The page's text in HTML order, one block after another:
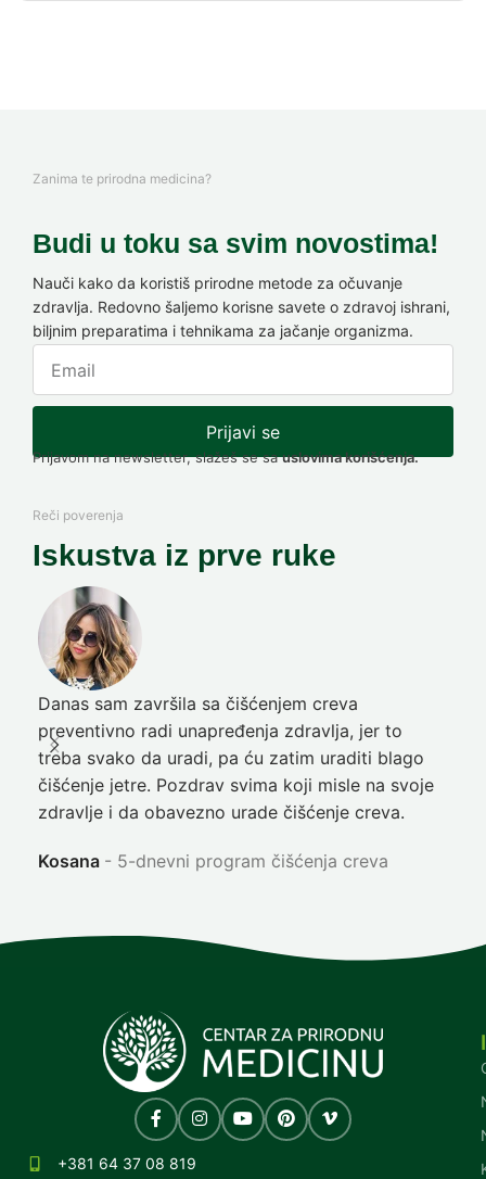
Zanima te prirodna medicina?
Budi u toku sa svim novostima!
Nauči kako da koristiš prirodne metode za očuvanje
zdravlja. Redovno šaljemo korisne savete o zdravoj ishrani,
biljnim preparatima i tehnikama za jačanje organizma.
Prijavi se
Prijavom na newsletter, slažeš se sauslovima korišćenja.
Reči poverenja
Iskustva iz prve ruke
Danas sam završila sa čišćenjem creva
preventivno radi unapređenja zdravlja, jer to
treba svako da uradi, pa ću zatim uraditi blago
čišćenje jetre. Pozdrav svima koji misle na svoje
zdravlje i da obavezno urade čišćenje creva.
Kosana 5-dnevni program čišćenja creva
+381 64 37 08 819